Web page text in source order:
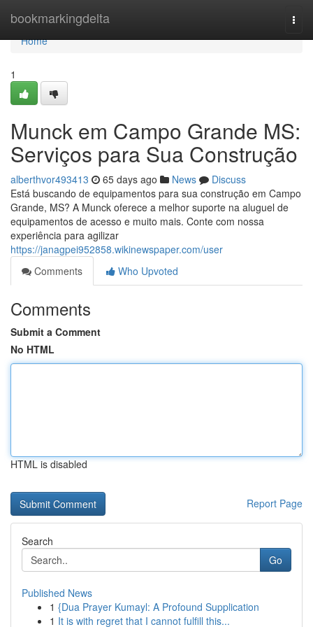
bookmarkingdelta
Home
Home
1
Munck em Campo Grande MS:
Serviços para Sua Construção
alberthvor493413 65 days ago News
Discuss
Está buscando de equipamentos para sua construção em Campo
Grande, MS? A Munck oferece a melhor suporte na aluguel de
equipamentos de acesso e muito mais. Conte com nossa
experiência para agilizar
https://janagpei952858.wikinewspaper.com/user
Comments
Who Upvoted
Comments
Submit a Comment
No HTML
HTML is disabled
Report Page
Search
Go
Published News
1 {Dua Prayer Kumayl: A Profound Supplication
1 It is with regret that I cannot fulfill this...